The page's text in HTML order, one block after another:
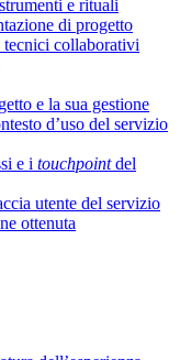
e rituali
di progetto
collaborativi
e la sua gestione
d’uso del servizio
e i touchpointdel
utente del servizio
ottenuta